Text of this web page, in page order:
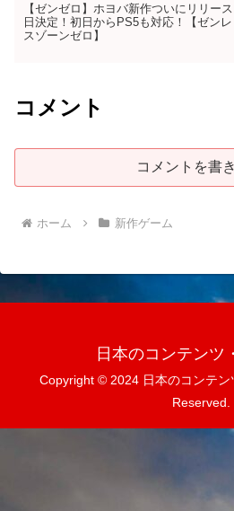
【ゼンゼロ】ホヨバ新作ついにリリース
日決定！初日からPS5も対応！【ゼンレ
スゾーンゼロ】
コメント
コメントを書
ホーム 新作ゲーム
日本のコンテンツ
Copyright © 2024 日本のコンテ
Reserved.